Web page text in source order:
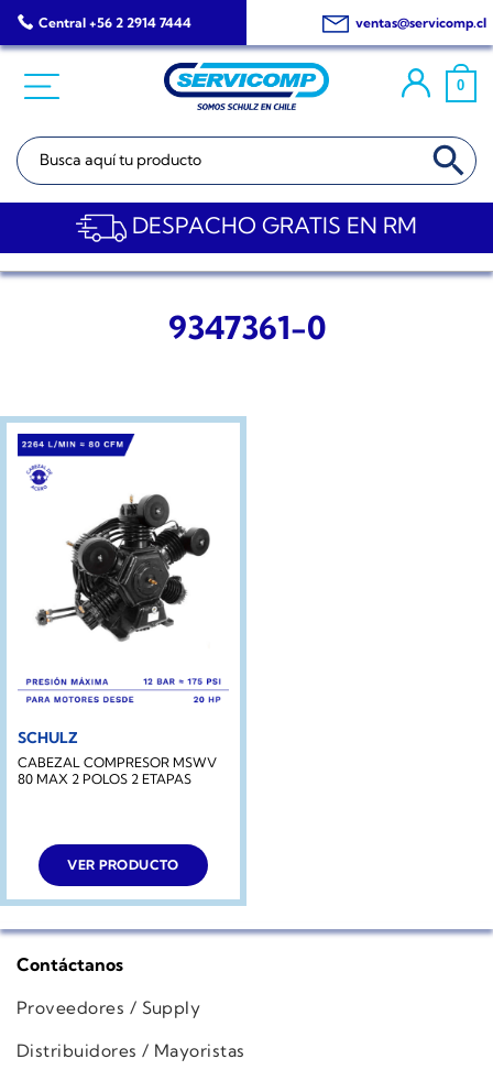
Saltar
al
Central +56 2 2914 7444 ventas@servicomp.cl
0
Buscar: BOTÓN DE
DESPACHO GRATIS EN RM
9347361-0
SCHULZ
CABEZAL COMPRESOR MSWV
80 MAX 2 POLOS 2 ETAPAS
VER PRODUCTO
Contáctanos
Proveedores / Supply
Distribuidores / Mayoristas